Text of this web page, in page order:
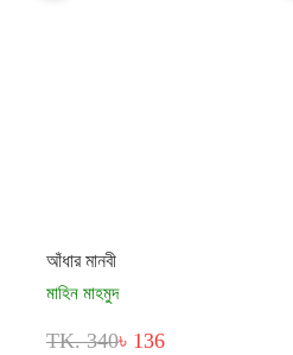
আঁধার মানবী
মাহিন মাহমুদ
TK. 340৳ 136